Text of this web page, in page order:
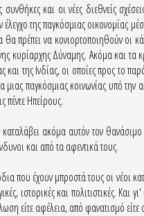
συνθήκες και οι νέες διεθνείς
της παγκόσμιας οικονομίας
πρέπει να κονιορτοποιηθούν οι
κυρίαρχης Δύναμης. Ακόμα και
και της Ινδίας, οι οποίες προς το
μιας παγκόσμιας κοινωνίας υπό
πέντε Ηπείρους.
ακόμα αυτόν τον θανάσιμο
και από τα αφεντικά τους.
που έχουν μπροστά τους οι νέοι
ιστορικές και πολιτιστικές.
είτε αφέλεια, από φανατισμό